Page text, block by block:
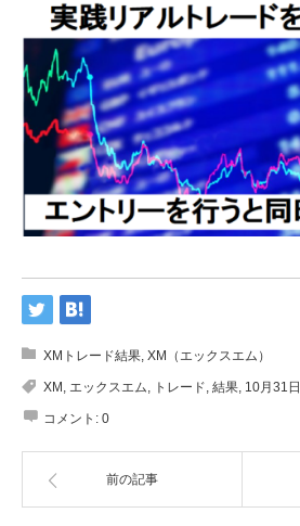
XMトレード結果 XM（エックスエム）
XM エックスエム トレード 結果 10月31日
コメント: 0
前の記事